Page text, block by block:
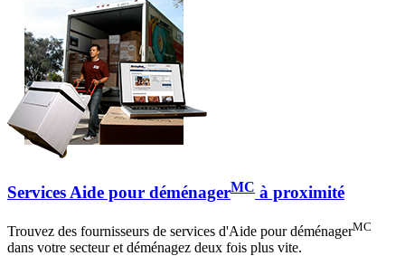
Services Aide pour déménagerMC à proximité
Trouvez des fournisseurs de services d'Aide pour déménagerMC
dans votre secteur et déménagez deux fois plus vite.